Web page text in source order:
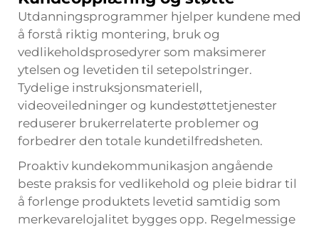
Utdanningsprogrammer hjelper kundene med
å forstå riktig montering, bruk og
vedlikeholdsprosedyrer som maksimerer
ytelsen og levetiden til setepolstringer.
Tydelige instruksjonsmateriell,
videoveiledninger og kundestøttetjenester
reduserer brukerrelaterte problemer og
forbedrer den totale kundetilfredsheten.
Proaktiv kundekommunikasjon angående
beste praksis for vedlikehold og pleie bidrar til
å forlenge produktets levetid samtidig som
merkevarelojalitet bygges opp. Regelmessige